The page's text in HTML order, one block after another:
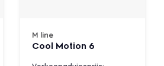
M line
Cool Motion 6